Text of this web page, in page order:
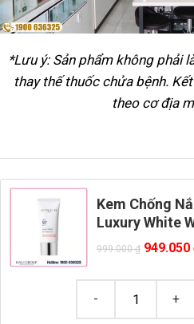
*Lưu ý: Sản phẩm không phải
thay thế thuốc chửa bệnh.
theo cơ địa
Kem Chống
Luxury White
999.000₫ 949.050